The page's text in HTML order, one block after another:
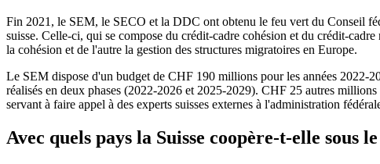
Fin 2021, le SEM, le SECO et la DDC ont obtenu le feu vert du Conseil
suisse. Celle-ci, qui se compose du crédit-cadre cohésion et du crédit-
la cohésion et de l'autre la gestion des structures migratoires en Europe.
Le SEM dispose d'un budget de CHF 190 millions pour les années
réalisés en deux phases (2022-2026 et 2025-2029). CHF 25 autres
servant à faire appel à des experts suisses externes à l'administration
Avec quels pays la Suisse coopère-t-elle sous